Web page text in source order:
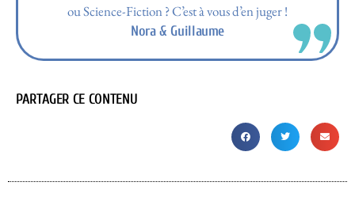
ou Science-Fiction ? C’est à vous d’en juger !
Nora & Guillaume
PARTAGER CE CONTENU